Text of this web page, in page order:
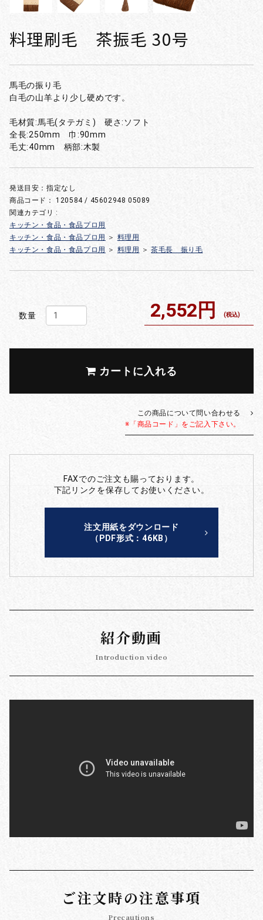
料理刷毛 茶振毛 30号
馬毛の振り毛
白毛の山羊より少し硬めです。
毛材質:馬毛(タテガミ) 硬さ:ソフト
全長:250mm 巾:90mm
毛丈:40mm 柄部:木製
発送目安：指定なし
商品コード：120584 / 45602948 05089
関連カテゴリ :
キッチン・食品・食品プロ用
キッチン・食品・食品プロ用
＞ 料理用
キッチン・食品・食品プロ用
＞ 料理用 ＞ 茶毛長 振り毛
数量 2,552円 (税込)
カートに入れる
この商品について問い合わせる
※「商品コード」をご記入下さい。
FAXでのご注文も賜っております。
下記リンクを保存してお使いください。
注文用紙をダウンロード
（PDF形式：46KB）
紹介動画
Introduction video
ご注文時の注意事項
Precautions